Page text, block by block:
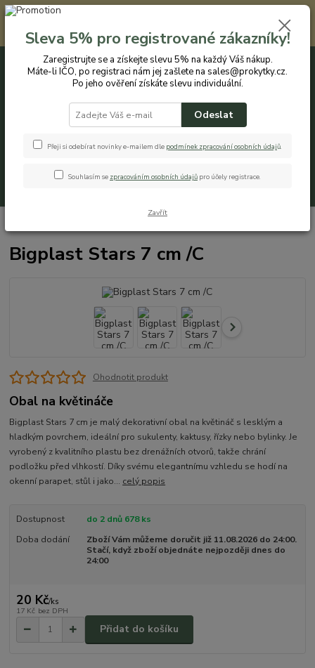
Registrovaným zákazníkům nabízíme slevu 5% na každý nákup. Máte-li
IČO, po registraci nám jej zašlete na sales@prokytky.cz. Po jeho ověření
získáte slevu individuální. Přejít na registraci →
CZK
+420 774 544 973 0ks
Bigplast Stars 7 cm /C
Ohodnotit produkt
Obal na květináče
Bigplast Stars 7 cm je malý dekorativní obal na květináč s lesklým a
hladkým povrchem, ideální pro sukulenty, kaktusy, řízky nebo bylinky. Je
vyrobený z kvalitního plastu bez drenážních otvorů, takže chrání
podložku před vlhkostí. Díky svému elegantnímu vzhledu se hodí na
okenní parapet, stůl i jako... celý popis
Dostupnost
do 2 dnů 678 ks
Doba dodání
Zboží Vám můžeme doručit již 11.08.2026 do 24:00.
Stačí, když zboží objednáte nejpozději dnes do
24:00
20 Kč/ks
17 Kč bez DPH
Přidat do košíku
Sleva 5% pro registrované zákazníky!
Zaregistrujte se a získejte slevu 5% na každý Váš nákup.
Máte-li IČO, po registraci nám jej zašlete na sales@prokytky.cz.
Po jeho ověření získáte slevu individuální.
Odeslat
Přeji si odebírat novinky e-mailem dle podmínek zpracování osobních údajů.
Souhlasím se zpracováním osobních údajů pro účely registrace.
Zavřít